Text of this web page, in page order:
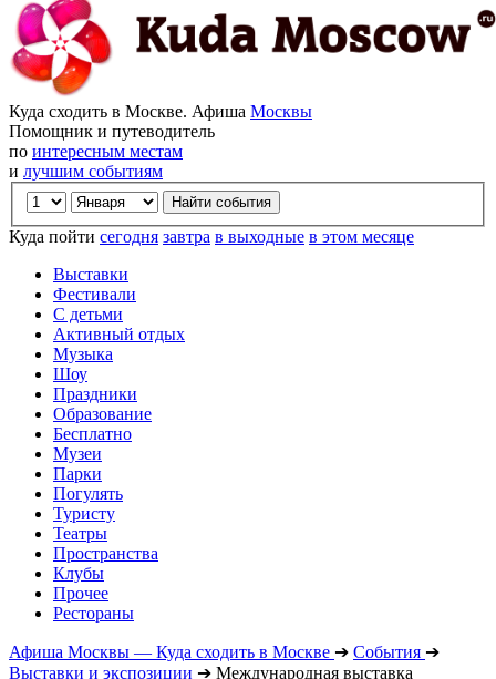
Куда сходить в Москве. Афиша Москвы
Помощник и путеводитель
по интересным местам
и лучшим событиям
Куда пойти сегодня завтра в выходные в этом месяце
Выставки
Фестивали
С детьми
Активный отдых
Музыка
Шоу
Праздники
Образование
Бесплатно
Музеи
Парки
Погулять
Туристу
Театры
Пространства
Клубы
Прочее
Рестораны
Афиша Москвы — Куда сходить в Москве ➔ События ➔
Выставки и экспозиции ➔ Международная выставка